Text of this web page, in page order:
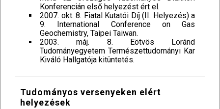
Konferencián első helyezést ért el.
2007. okt. 8. Fiatal Kutatói Díj (II. Helyezés) a
9. International Conference on Gas
Geochemistry, Taipei Taiwan.
2003. máj. 8. Eötvös Loránd
Tudományegyetem Természettudományi Kar
Kiváló Hallgatója kitüntetés.
Tudományos versenyeken elért
helyezések